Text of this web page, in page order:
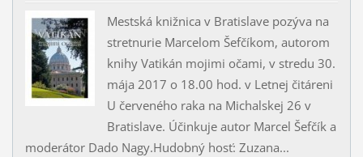
Mestská knižnica v Bratislave pozýva na
stretnurie Marcelom Šefčíkom, autorom
knihy Vatikán mojimi očami, v stredu 30.
mája 2017 o 18.00 hod. v Letnej čitáreni
U červeného raka na Michalskej 26 v
Bratislave. Účinkuje autor Marcel Šefčík a
moderátor Dado Nagy.Hudobný hosť: Zuzana...